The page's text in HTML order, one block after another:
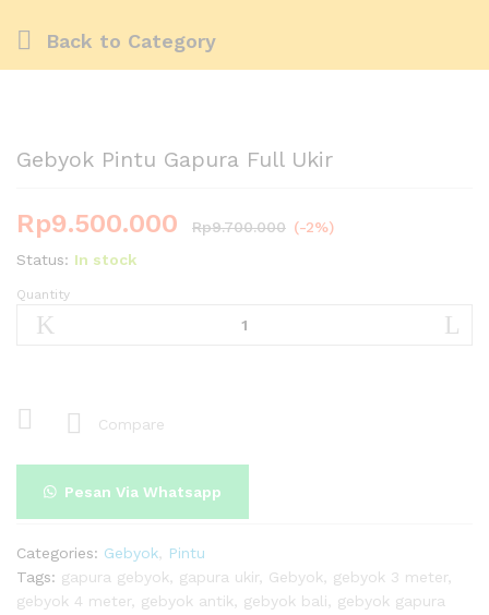
Back to Category
Gebyok Pintu Gapura Full Ukir
Rp9.500.000 Rp9.700.000 (-2%)
Status: In stock
Gebyok
Pintu
quantity
Quantity
Compare
Pesan Via Whatsapp
Categories: Gebyok
Pintu
Tags: gapura gebyok gapura ukir, Gebyok gebyok 3 meter,
gebyok 4 meter, gebyok antik gebyok bali
gebyok gapura